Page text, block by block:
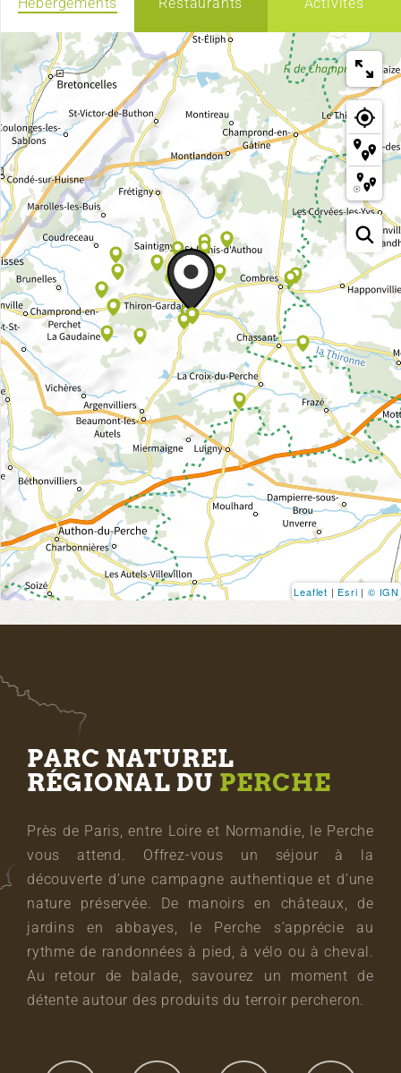
Leaflet | Esri | © IGN
PARC NATUREL
RÉGIONAL DU PERCHE
Près de Paris, entre Loire et Normandie, le Perche
vous attend. Offrez-vous un séjour à la
découverte d’une campagne authentique et d’une
nature préservée. De manoirs en châteaux, de
jardins en abbayes, le Perche s’apprécie au
rythme de randonnées à pied, à vélo ou à cheval.
Au retour de balade, savourez un moment de
détente autour des produits du terroir percheron.